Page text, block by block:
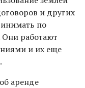
и других
по
Они работают
и их еще
аренде